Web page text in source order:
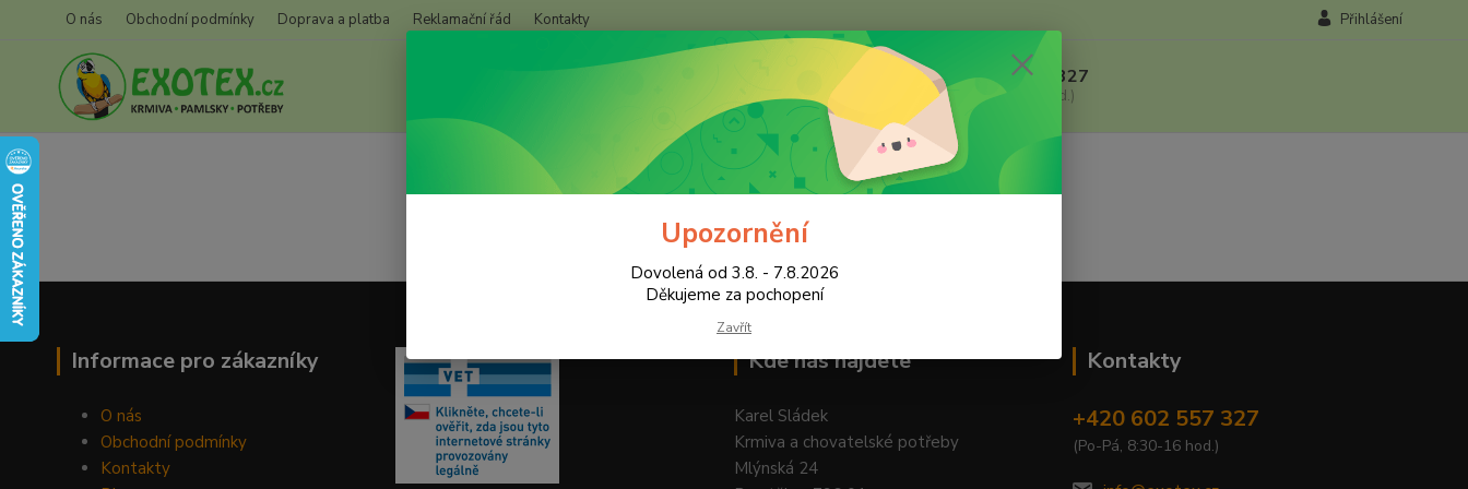
O nás Obchodní podmínky Doprava a platba Reklamační řád Kontakty Přihlášení
+420 602 557 327
(Po-Pá, 8:30-16 hod.)
Informace pro zákazníky
O nás
Obchodní podmínky
Kontakty
Kde nás najdete
Karel Sládek
Krmiva a chovatelské potřeby
Mlýnská 24
Kontakty
+420 602 557 327
(Po-Pá, 8:30-16 hod.)
Upozornění
Dovolená od 3.8. - 7.8.2026
Děkujeme za pochopení
Zavřít